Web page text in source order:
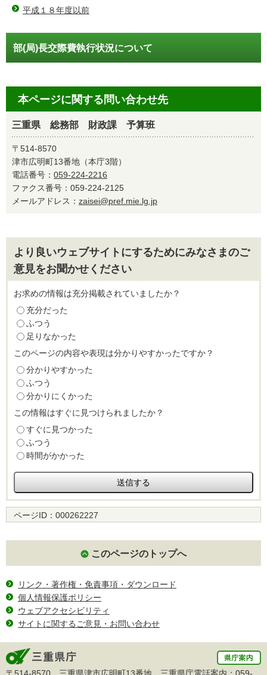
平成１８年度以前
部(局)長交際費執行状況について
本ページに関する問い合わせ先
三重県 総務部 財政課 予算班
〒514-8570
津市広明町13番地（本庁3階）
電話番号： 059-224-2216
ファクス番号：059-224-2125
メールアドレス： zaisei@pref.mie.lg.jp
より良いウェブサイトにするためにみなさまのご
意見をお聞かせください
お求めの情報は充分掲載されていましたか？
充分だった
ふつう
足りなかった
このページの内容や表現は分かりやすかったですか？
分かりやすかった
ふつう
分かりにくかった
この情報はすぐに見つけられましたか？
すぐに見つかった
ふつう
時間がかかった
ページID： 000262227
このページのトップへ
リンク・著作権・免責事項・ダウンロード
個人情報保護ポリシー
ウェブアクセシビリティ
サイトに関するご意見・お問い合わせ